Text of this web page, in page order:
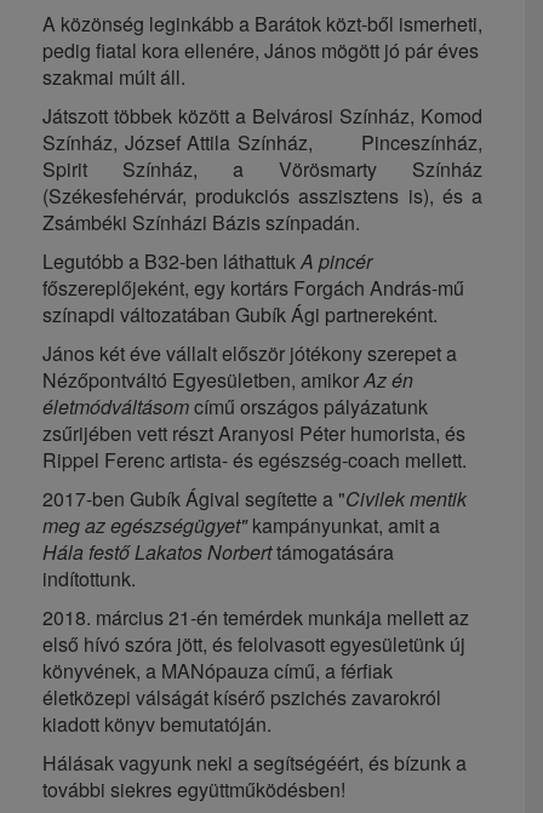
A közönség leginkább a Barátok közt-ből ismerheti,
pedig fiatal kora ellenére, János mögött jó pár éves
szakmai múlt áll.
Játszott többek között a Belvárosi Színház, Komod
Színház, József Attila Színház, Pinceszínház,
Spirit Színház, a Vörösmarty Színház
(Székesfehérvár, produkciós asszisztens is), és a
Zsámbéki Színházi Bázis színpadán.
Legutóbb a B32-ben láthattukA pincér
főszereplőjeként, egy kortárs Forgách András-mű
színapdi változatában Gubík Ági partnereként.
János két éve vállalt először jótékony szerepet a
Nézőpontváltó Egyesületben, amikorAz én
életmódváltásomcímű országos pályázatunk
zsűrijében vett részt Aranyosi Péter humorista, és
Rippel Ferenc artista- és egészség-coach mellett.
2017-ben Gubík Ágival segítette a "Civilek mentik
meg az egészségügyet"kampányunkat, amit a
Hála festő Lakatos Norberttámogatására
indítottunk.
2018. március 21-én temérdek munkája mellett az
első hívó szóra jött, és felolvasott egyesületünk új
könyvének, a MANópauza című, a férfiak
életközepi válságát kísérő pszichés zavarokról
kiadott könyv bemutatóján.
Hálásak vagyunk neki a segítségéért, és bízunk a
további siekres együttműködésben!